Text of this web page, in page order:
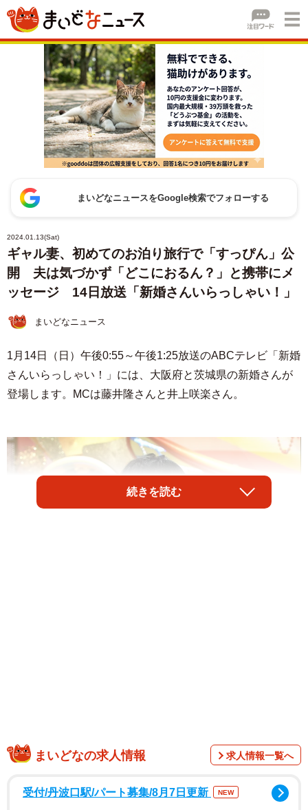
まいどなニュースをGoogle検索でフォローする
2024.01.13(Sat)
ギャル妻、初めてのお泊り旅行で「すっぴん」公
開 夫は気づかず「どこにおるん？」と携帯にメ
ッセージ 14日放送「新婚さんいらっしゃい！」
まいどなニュース
1月14日（日）午後0:55～午後1:25放送のABCテレビ「新婚
さんいらっしゃい！」には、大阪府と茨城県の新婚さんが
登場します。MCは藤井隆さんと井上咲楽さん。
2/10
続きを読む
まいどなの求人情報 求人情報一覧へ
受付/丹波口駅/パート募集/8月7日更新 NEW